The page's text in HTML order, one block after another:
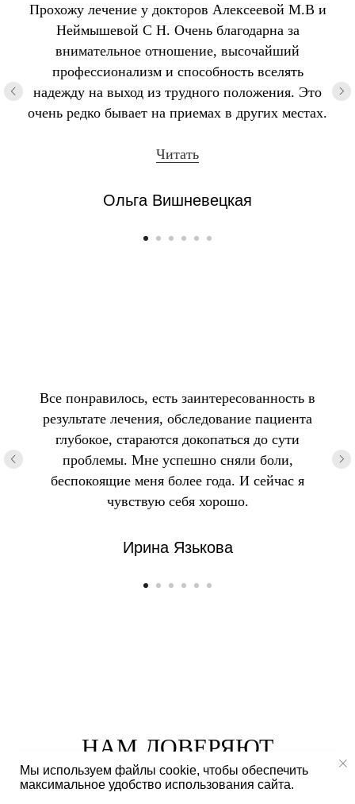
Прохожу лечение у докторов Алексеевой М.В и
Неймышевой С Н. Очень благодарна за
внимательное отношение, высочайший
профессионализм и способность вселять
надежду на выход из трудного положения. Это
очень редко бывает на приемах в других местах.
Читать
Ольга Вишневецкая
Все понравилось, есть заинтересованность в
результате лечения, обследование пациента
глубокое, стараются докопаться до сути
проблемы. Мне успешно сняли боли,
беспокоящие меня более года. И сейчас я
чувствую себя хорошо.
Ирина Язькова
НАМ ДОВЕРЯЮТ
Мы используем файлы cookie, чтобы обеспечить
максимальное удобство использования сайта.